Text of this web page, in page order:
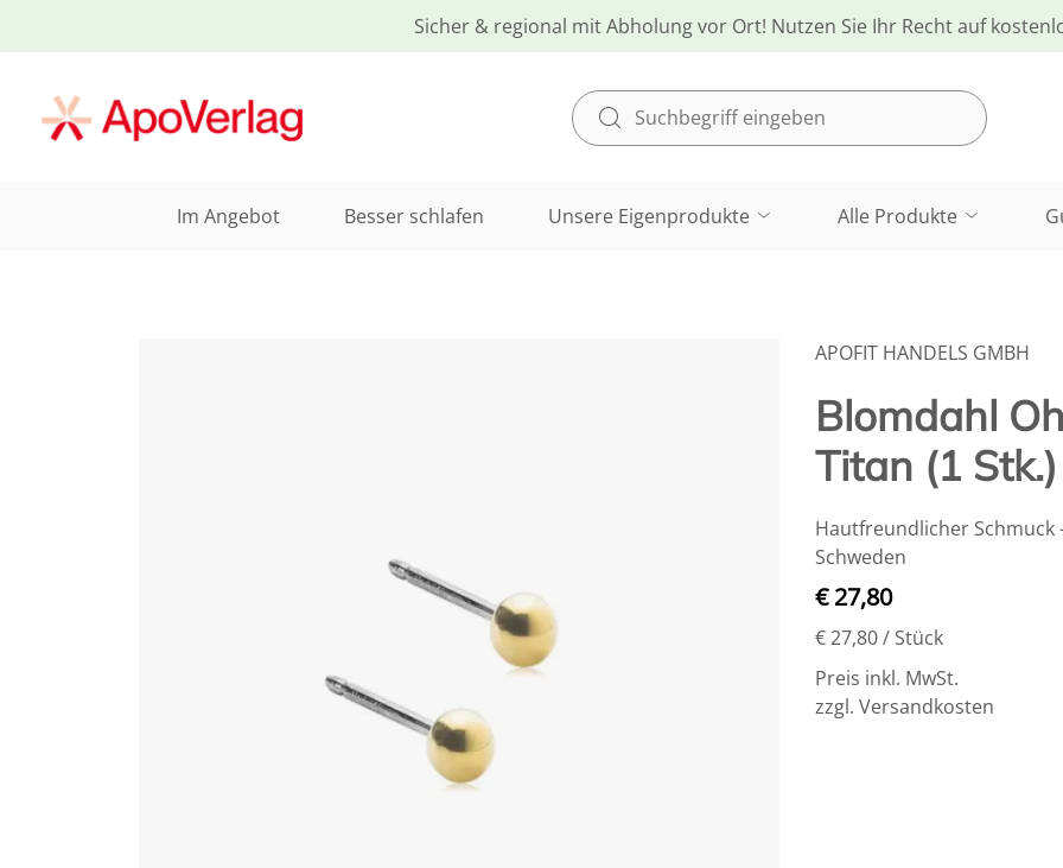
Sicher & regional mit Abholung vor Ort! Nutzen Sie Ihr Recht auf
Im Angebot Besser schlafen Unsere Eigenprodukte Alle Produkte
APOFIT HANDELS GMBH
Blomdahl
Titan (1 Stk.)
Hautfreundlicher Schmuck
Schweden
€ 27,80
€ 27,80/ Stück
Preis inkl. MwSt.
zzgl. Versandkosten